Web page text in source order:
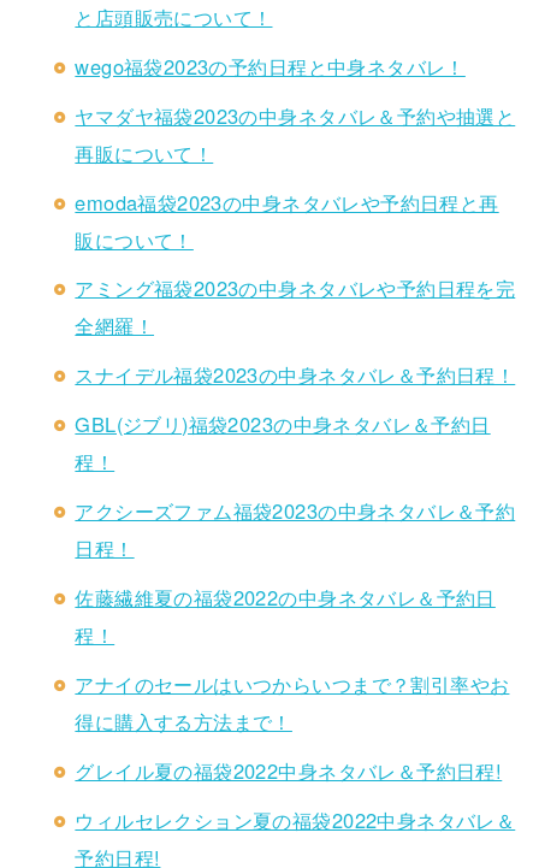
と店頭販売について！
wego福袋2023の予約日程と中身ネタバレ！
ヤマダヤ福袋2023の中身ネタバレ＆予約や抽選と
再販について！
emoda福袋2023の中身ネタバレや予約日程と再
販について！
アミング福袋2023の中身ネタバレや予約日程を完
全網羅！
スナイデル福袋2023の中身ネタバレ＆予約日程！
GBL(ジブリ)福袋2023の中身ネタバレ＆予約日
程！
アクシーズファム福袋2023の中身ネタバレ＆予約
日程！
佐藤繊維夏の福袋2022の中身ネタバレ＆予約日
程！
アナイのセールはいつからいつまで？割引率やお
得に購入する方法まで！
グレイル夏の福袋2022中身ネタバレ＆予約日程!
ウィルセレクション夏の福袋2022中身ネタバレ＆
予約日程!